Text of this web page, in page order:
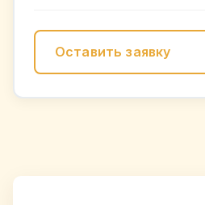
Оставить заявку